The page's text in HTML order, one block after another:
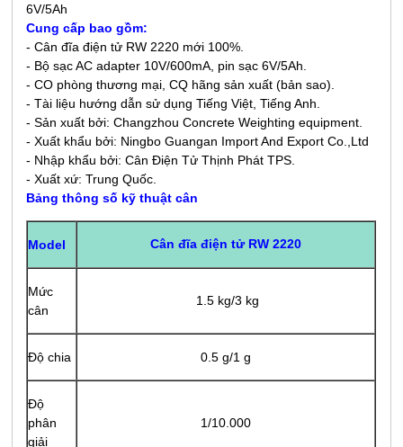
6V/5Ah
Cung cấp bao gồm:
- Cân đĩa điện tử RW 2220 mới 100%.
- Bộ sạc AC adapter 10V/600mA, pin sạc 6V/5Ah.
- CO phòng thương mại, CQ hãng sản xuất (bản sao).
- Tài liệu hướng dẫn sử dụng Tiếng Việt, Tiếng Anh.
- Sản xuất bởi:Changzhou Concrete Weighting equipment
- Xuất khẩu bởi: Ningbo Guangan Import And Export Co.,Ltd
- Nhập khẩu bởi: Cân Điện Tử Thịnh Phát TPS.
- Xuất xứ: Trung Quốc.
Bảng thông số kỹ thuật cân
Model Cân đĩa điện tử RW 2220
Mức
cân
1.5 kg/3 kg
Độ chia 0.5 g/1 g
Độ
phân
giải
1/10.000